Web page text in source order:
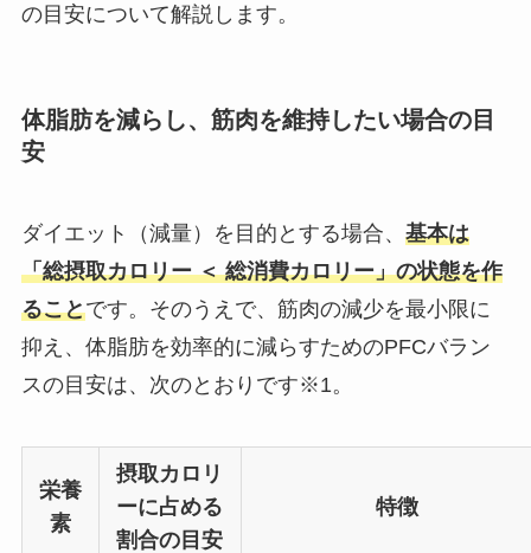
の目安について解説します。
体脂肪を減らし、筋肉を維持したい場合の目
安
ダイエット（減量）を目的とする場合、 基本は
「総摂取カロリー ＜ 総消費カロリー」の状態を作
ることです。そのうえで、筋肉の減少を最小限に
抑え、体脂肪を効率的に減らすためのPFCバラン
スの目安は、次のとおりです※1。
栄養
素
摂取カロリ
ーに占める
割合の目安
特徴